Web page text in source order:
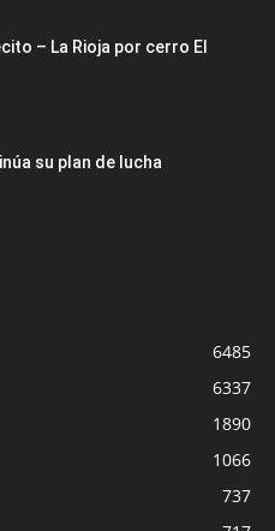
– La Rioja por cerro El
su plan de lucha
6485
6337
1890
1066
737